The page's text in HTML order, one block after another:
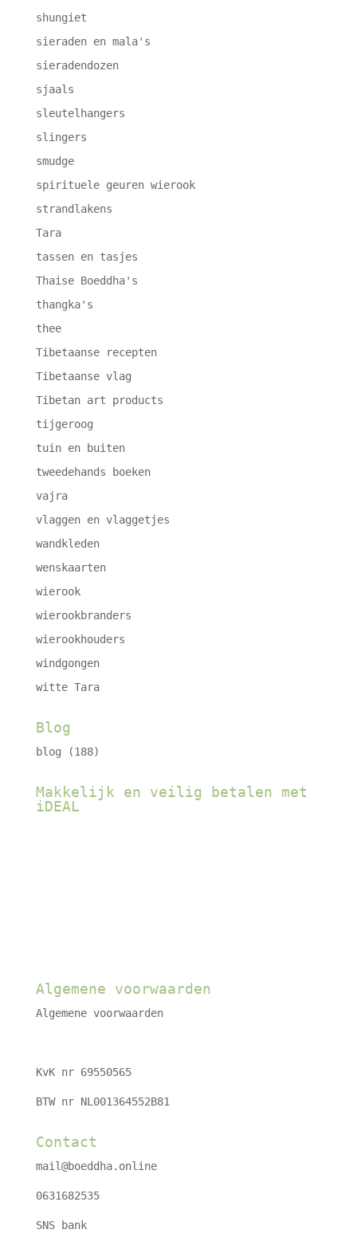
shungiet
sieraden en mala's
sieradendozen
sjaals
sleutelhangers
slingers
smudge
spirituele geuren wierook
strandlakens
Tara
tassen en tasjes
Thaise Boeddha's
thangka's
thee
Tibetaanse recepten
Tibetaanse vlag
Tibetan art products
tijgeroog
tuin en buiten
tweedehands boeken
vajra
vlaggen en vlaggetjes
wandkleden
wenskaarten
wierook
wierookbranders
wierookhouders
windgongen
witte Tara
Blog
blog (188)
Makkelijk en veilig betalen met
iDEAL
Algemene voorwaarden
Algemene voorwaarden
KvK nr 69550565
BTW nr NL001364552B81
Contact
mail@boeddha.online
0631682535
SNS bank